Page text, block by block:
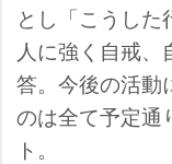
とし「こうし
人に強く自戒
答。今後の活動
のは全て予定通
ト。